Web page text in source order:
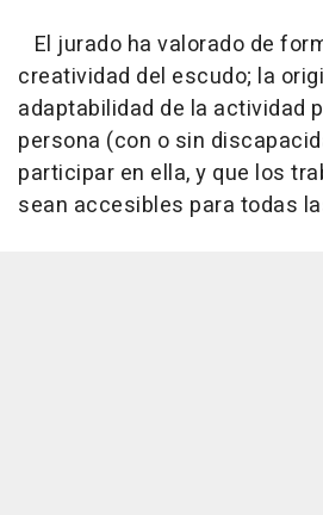
El jurado ha valorado de
creatividad del escudo; la
adaptabilidad de la actividad
persona (con o sin
participar en ella, y que los
sean accesibles para todas